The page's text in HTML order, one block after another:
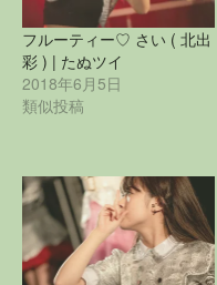
フルーティー♡ さい ( 北出
彩 ) | たぬツイ
2018年6月5日
類似投稿